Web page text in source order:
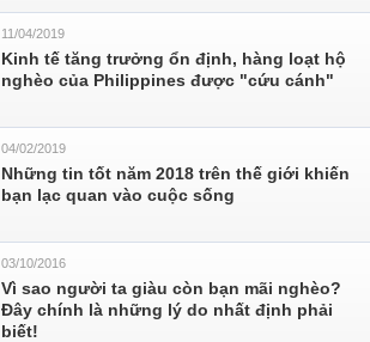
11/04/2019
Kinh tế tăng trưởng ổn định, hàng loạt hộ
nghèo của Philippines được "cứu cánh"
04/02/2019
Những tin tốt năm 2018 trên thế giới khiến
bạn lạc quan vào cuộc sống
03/10/2016
Vì sao người ta giàu còn bạn mãi nghèo?
Đây chính là những lý do nhất định phải
biết!